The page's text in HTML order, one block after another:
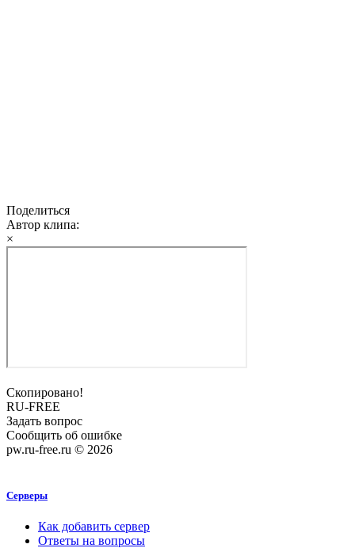
Поделиться
Автор клипа:
×
Скопировано!
RU-FREE
Задать вопрос
Сообщить об ошибке
pw.ru-free.ru © 2026
Серверы
Как добавить сервер
Ответы на вопросы